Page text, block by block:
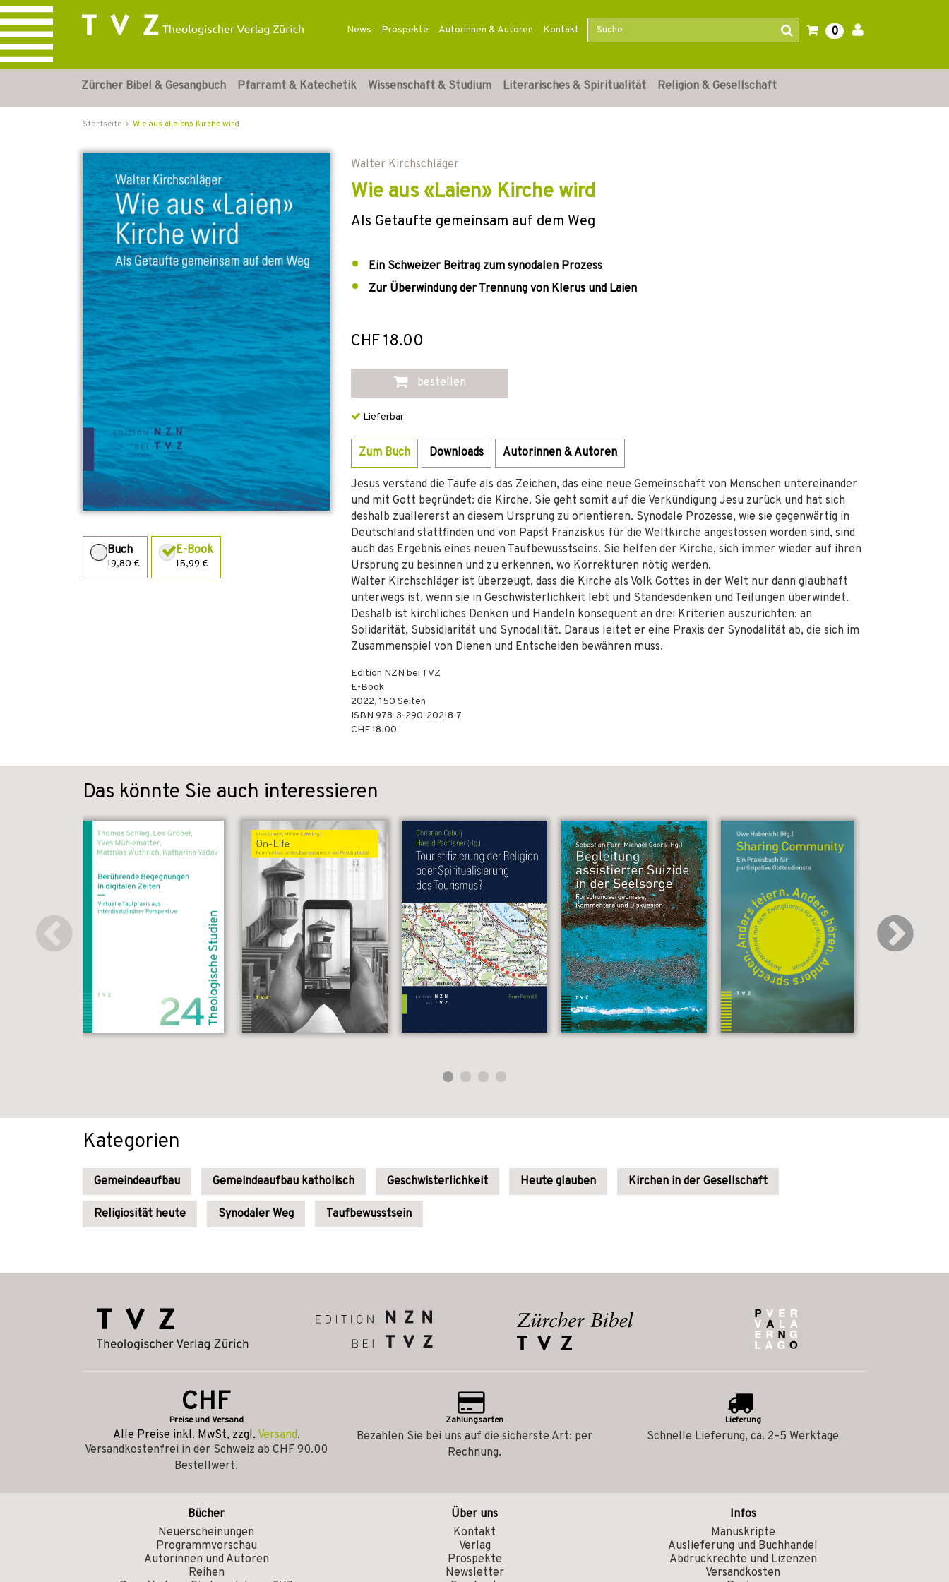
News Prospekte Autorinnen & Autoren Kontakt 0
Zürcher Bibel & Gesangbuch Pfarramt & Katechetik Wissenschaft & Studium Literarisches & Spiritualität Religion & Gesellschaft
Startseite Wie aus «Laien» Kirche wird
Buch
19,80 €
E-Book
15,99 €
Walter Kirchschläger
Wie aus «Laien» Kirche wird
Als Getaufte gemeinsam auf dem Weg
Ein Schweizer Beitrag zum synodalen Prozess
Zur Überwindung der Trennung von Klerus und Laien
CHF 18.00
bestellen
Lieferbar
Zum Buch Downloads Autorinnen & Autoren
Jesus verstand die Taufe als das Zeichen, das eine neue Gemeinschaft von Menschen untereinander
und mit Gott begründet: die Kirche. Sie geht somit auf die Verkündigung Jesu zurück und hat sich
deshalb zuallererst an diesem Ursprung zu orientieren. Synodale Prozesse, wie sie gegenwärtig in
Deutschland stattfinden und von Papst Franziskus für die Weltkirche angestossen worden sind, sind
auch das Ergebnis eines neuen Taufbewusstseins. Sie helfen der Kirche, sich immer wieder auf ihren
Ursprung zu besinnen und zu erkennen, wo Korrekturen nötig werden.
Walter Kirchschläger ist überzeugt, dass die Kirche als Volk Gottes in der Welt nur dann glaubhaft
unterwegs ist, wenn sie in Geschwisterlichkeit lebt und Standesdenken und Teilungen überwindet.
Deshalb ist kirchliches Denken und Handeln konsequent an drei Kriterien auszurichten: an
Solidarität, Subsidiarität und Synodalität. Daraus leitet er eine Praxis der Synodalität ab, die sich im
Zusammenspiel von Dienen und Entscheiden bewähren muss.
Edition NZN bei TVZ
E-Book
2022, 150 Seiten
ISBN 978-3-290-20218-7
CHF 18.00
Das könnte Sie auch interessieren
Kategorien
Gemeindeaufbau Gemeindeaufbau katholisch Geschwisterlichkeit Heute glauben Kirchen in der Gesellschaft
Religiosität heute Synodaler Weg Taufbewusstsein
CHF
Preise und Versand
Alle Preise inkl. MwSt, zzgl. Versand.
Versandkostenfrei in der Schweiz ab CHF 90.00
Bestellwert.
Zahlungsarten
Bezahlen Sie bei uns auf die sicherste Art: per
Rechnung.
Lieferung
Schnelle Lieferung, ca. 2–5 Werktage
Bücher
Neuerscheinungen
Programmvorschau
Autorinnen und Autoren
Reihen
Über uns
Kontakt
Verlag
Prospekte
Newsletter
Infos
Manuskripte
Auslieferung und Buchhandel
Abdruckrechte und Lizenzen
Versandkosten